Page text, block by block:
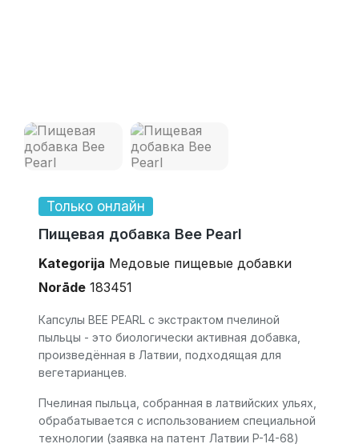
Только онлайн
Пищевая добавка Bee Pearl
Kategorija Mедовые пищевые добавки
Norāde 183451
Капсулы BEE PEARL с экстрактом пчелиной
пыльцы - это биологически активная добавка,
произведённая в Латвии, подходящая для
вегетарианцев.
Пчелиная пыльца, собранная в латвийских ульях,
обрабатывается с использованием специальной
технологии (заявка на патент Латвии P-14-68)